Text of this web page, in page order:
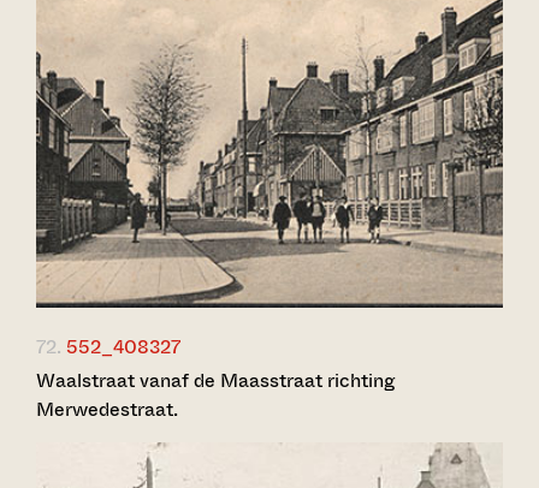
72. 552_408327
Waalstraat vanaf de Maasstraat richting
Merwedestraat.